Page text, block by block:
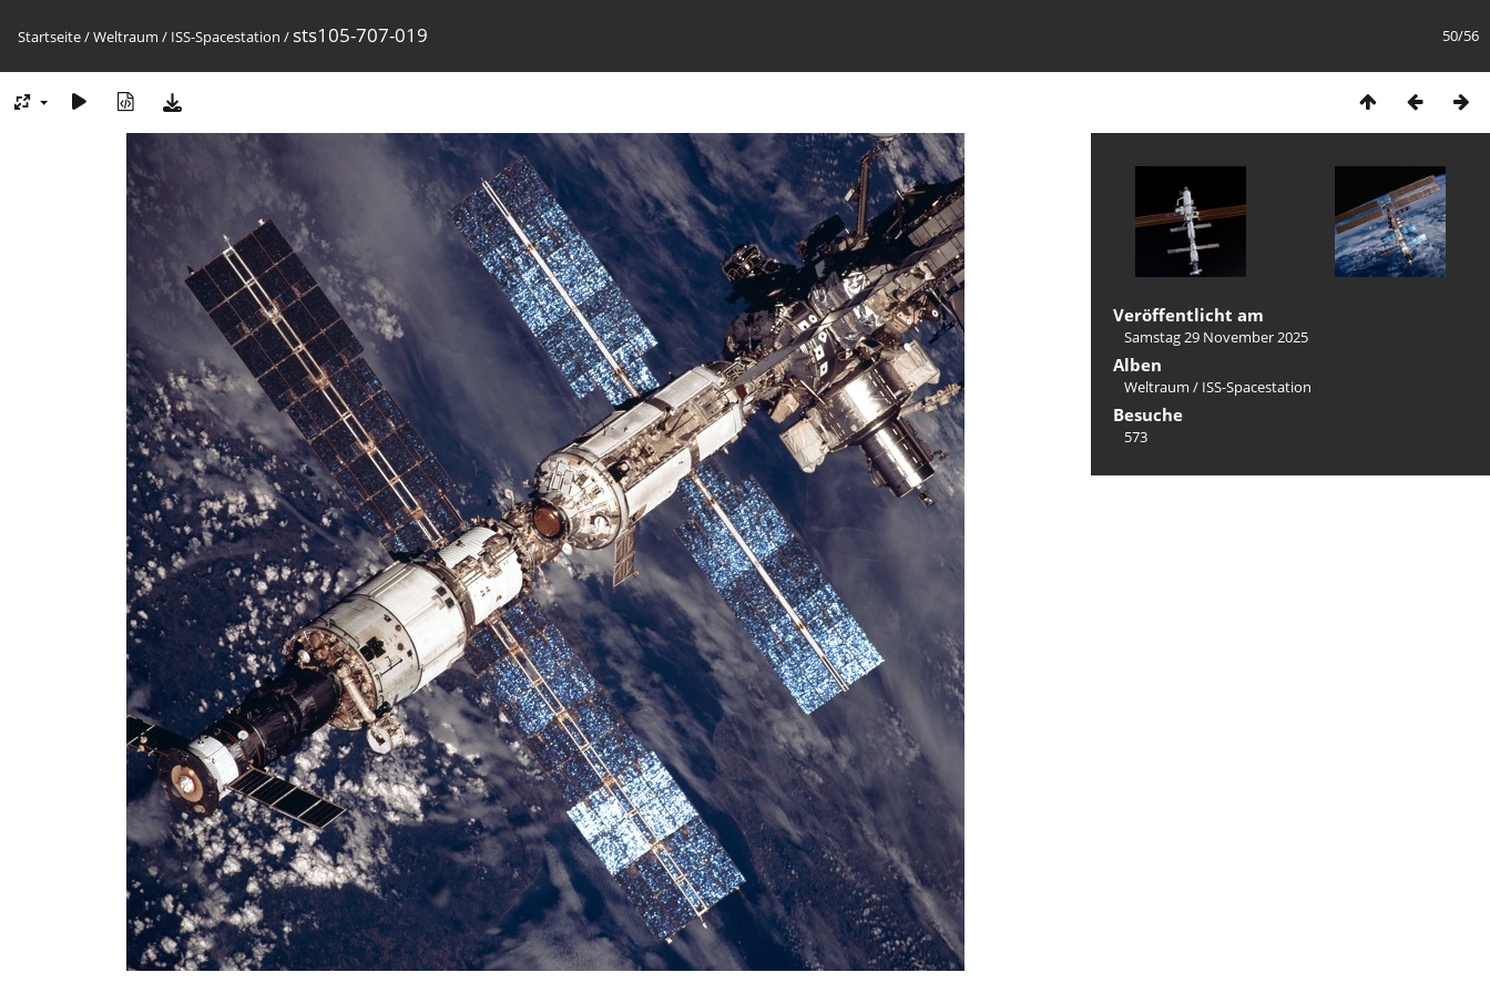
50/56
Startseite/Weltraum / ISS-Spacestation / sts105-707-019
Veröffentlicht am
Samstag 29 November 2025
Alben
Weltraum / ISS-Spacestation
Besuche
573